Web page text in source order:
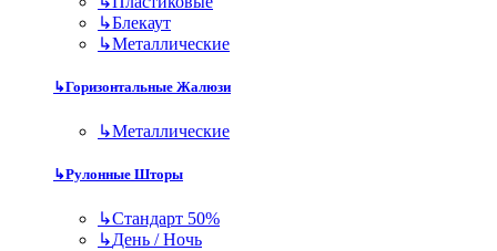
↳Блекаут
↳Металлические
↳Горизонтальные Жалюзи
↳Металлические
↳Рулонные Шторы
↳Стандарт 50%
↳День / Ночь